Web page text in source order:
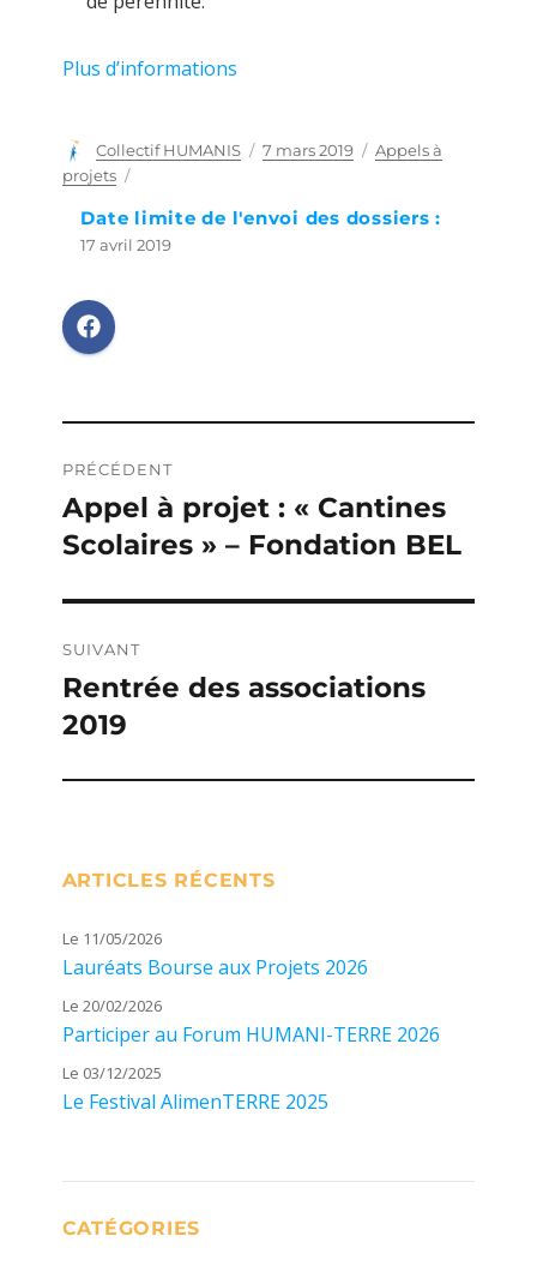
Plus d’informations
Auteur
Collectif HUMANIS
Publié
7 mars 2019 Catégories
Appels à
projets
Date limite de l'envoi des dossiers :
17 avril 2019
de
l’article
PRÉCÉDENT
Publication
précédente :
Appel à projet : « Cantines
Scolaires » – Fondation BEL
SUIVANT
Publication
suivante :
Rentrée des associations
2019
ARTICLES RÉCENTS
Le 11/05/2026
Lauréats Bourse aux Projets 2026
Le 20/02/2026
Participer au Forum HUMANI-TERRE 2026
Le 03/12/2025
Le Festival AlimenTERRE 2025
CATÉGORIES